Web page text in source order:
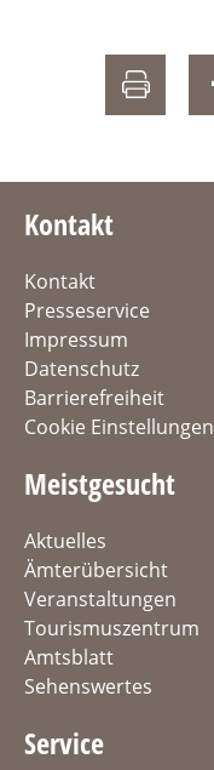
Kontakt
Kontakt
Presseservice
Impressum
Datenschutz
Barrierefreiheit
Cookie Einstellungen
Meistgesucht
Aktuelles
Ämterübersicht
Veranstaltungen
Tourismuszentrum
Amtsblatt
Sehenswertes
Service